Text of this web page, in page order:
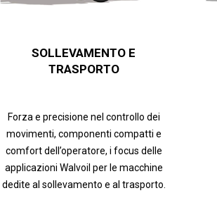
SOLLEVAMENTO E
TRASPORTO
Forza e precisione nel controllo dei
movimenti, componenti compatti e
comfort dell’operatore, i focus delle
applicazioni Walvoil per le macchine
dedite al sollevamento e al trasporto.